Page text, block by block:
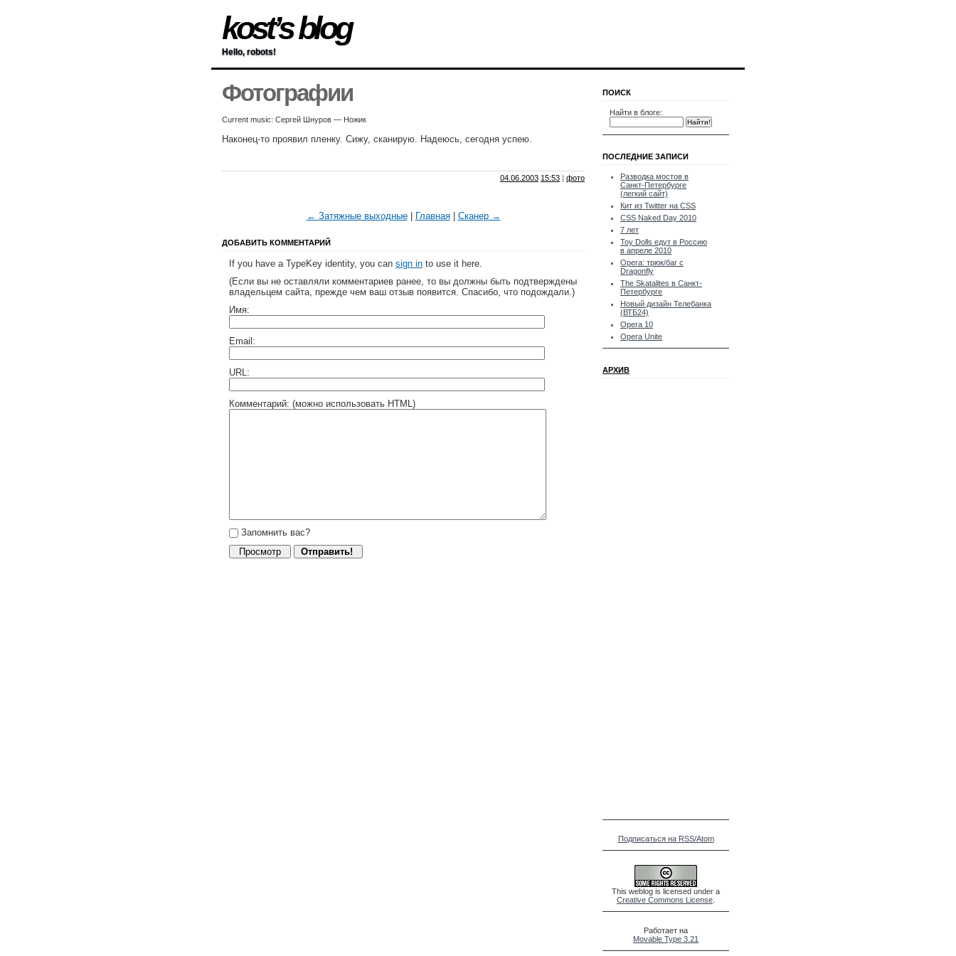
kost’s blog
Hello, robots!
Фотографии
Current music: Сергей Шнуров — Ножик
Наконец-то проявил пленку. Сижу, сканирую. Надеюсь, сегодня успею.
04.06.2003 15:53 | фото
← Затяжные выходные| Главная| Сканер →
ДОБАВИТЬ КОММЕНТАРИЙ
If you have a TypeKey identity, you can sign in to use it here.
(Если вы не оставляли комментариев ранее, то вы должны быть подтверждены
владельцем сайта, прежде чем ваш отзыв появится. Спасибо, что подождали.)
Имя:
Email:
URL:
Комментарий: (можно использовать HTML)
Запомнить вас?
ПОИСК
Найти в блоге:
ПОСЛЕДНИЕ ЗАПИСИ
Разводка мостов в
Санкт-Петербурге
(легкий сайт)
Кит из Twitter на CSS
CSS Naked Day 2010
7 лет
Toy Dolls едут в Россию
в апреле 2010
Opera: трюк/баг с
Dragonfly
The Skatalites в Санкт-
Петербурге
Новый дизайн Телебанка
(ВТБ24)
Opera 10
Opera Unite
АРХИВ
Подписаться на RSS/Atom
This weblog is licensed under a
Creative Commons License
Работает на
Movable Type 3.21